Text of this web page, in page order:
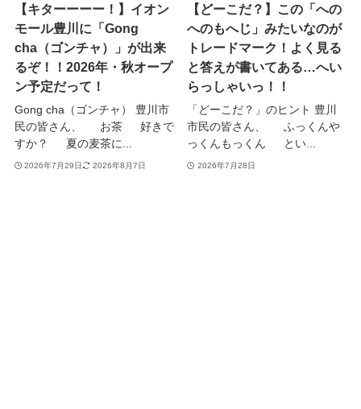
【キターーーー！】イオン
モール豊川に「Gong
cha（ゴンチャ）」が出来
るぞ！！2026年・秋オープ
ン予定だって！
Gong cha（ゴンチャ） 豊川市
民の皆さん、 お茶 好きで
すか？ 夏の麦茶に...
2026年7月29日 2026年8月7日
【どーこだ？】この「への
へのもへじ」みたいなのが
トレードマーク！よく見る
と答えが書いてある…へい
らっしゃいっ！！
「どーこだ？」のヒント 豊川
市民の皆さん、 ふっくんや
っくんもっくん とい...
2026年7月28日